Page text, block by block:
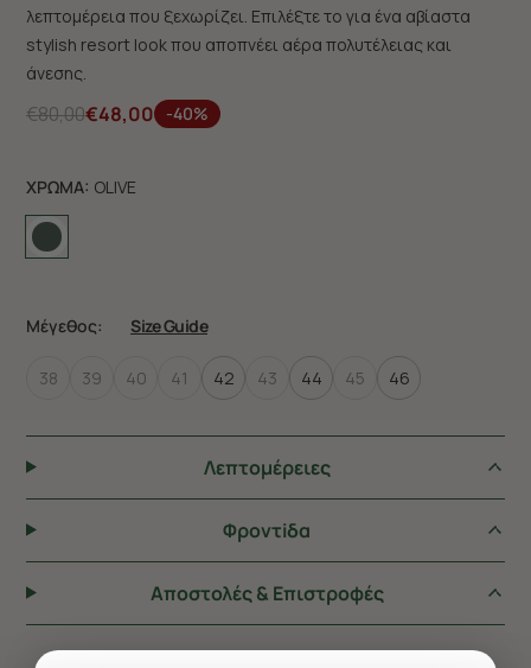
λεπτομέρεια που ξεχωρίζει. Επιλέξτε το για ένα αβίαστα
stylish resort look που αποπνέει αέρα πολυτέλειας και
άνεσης.
€80,00€48,00 -40%
ΧΡΩΜΑ: OLIVE
Μέγεθος: Size Guide
38 39 40 41 42 43 44 45 46
Λεπτομέρειες
Φροντiδα
Αποστολές & Επιστροφές